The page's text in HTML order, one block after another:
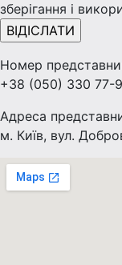
зберігання і
Номер
+38 (050) 330 77-
Адреса
м. Київ, вул.